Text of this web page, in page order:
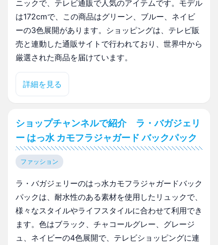
ニックで、テレビ通販で人気のアイテムです。モデル
は172cmで、この商品はグリーン、ブルー、ネイビ
ーの3色展開があります。ショッピングは、テレビ販
売と連動した通販サイトで行われており、世界中から
厳選された商品を届けています。
詳細を見る
ショップチャンネルで紹介 ラ・バガジェリ
ー はっ水 カモフラジャガード バックパック
ファッション
ラ・バガジェリーのはっ水カモフラジャガードバック
パックは、耐水性のある素材を使用したリュックで、
様々なスタイルやライフスタイルに合わせて利用でき
ます。色はブラック、チャコールグレー、グレージ
ュ、ネイビーの4色展開で、テレビショッピングに連